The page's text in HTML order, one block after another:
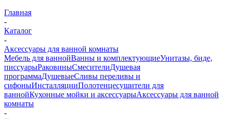
Главная
-
Каталог
-
Аксессуары для ванной комнаты
Мебель для ваннойВанны и комплектующиеУнитазы, биде,
писсуарыРаковиныСмесителиДушевая
программаДушевыеСливы переливы и
сифоныИнсталляцииПолотенцесушители для
ваннойКухонные мойки и аксессуарыАксессуары для ванной
комнаты
-